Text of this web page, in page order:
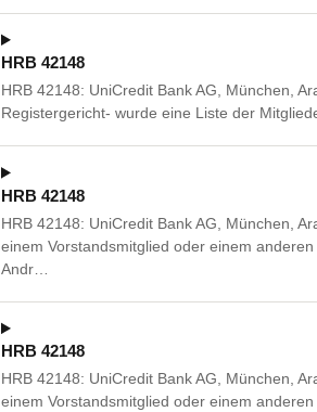
HRB 42148
HRB 42148: UniCredit Bank AG, München,
Registergericht- wurde eine Liste der
HRB 42148
HRB 42148: UniCredit Bank AG, München,
einem Vorstandsmitglied oder einem
Andr…
HRB 42148
HRB 42148: UniCredit Bank AG, München,
einem Vorstandsmitglied oder einem